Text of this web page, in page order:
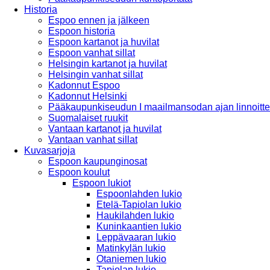
Historia
Espoo ennen ja jälkeen
Espoon historia
Espoon kartanot ja huvilat
Espoon vanhat sillat
Helsingin kartanot ja huvilat
Helsingin vanhat sillat
Kadonnut Espoo
Kadonnut Helsinki
Pääkaupunkiseudun I maailmansodan ajan
Suomalaiset ruukit
Vantaan kartanot ja huvilat
Vantaan vanhat sillat
Kuvasarjoja
Espoon kaupunginosat
Espoon koulut
Espoon lukiot
Espoonlahden lukio
Etelä-Tapiolan lukio
Haukilahden lukio
Kuninkaantien lukio
Leppävaaran lukio
Matinkylän lukio
Otaniemen lukio